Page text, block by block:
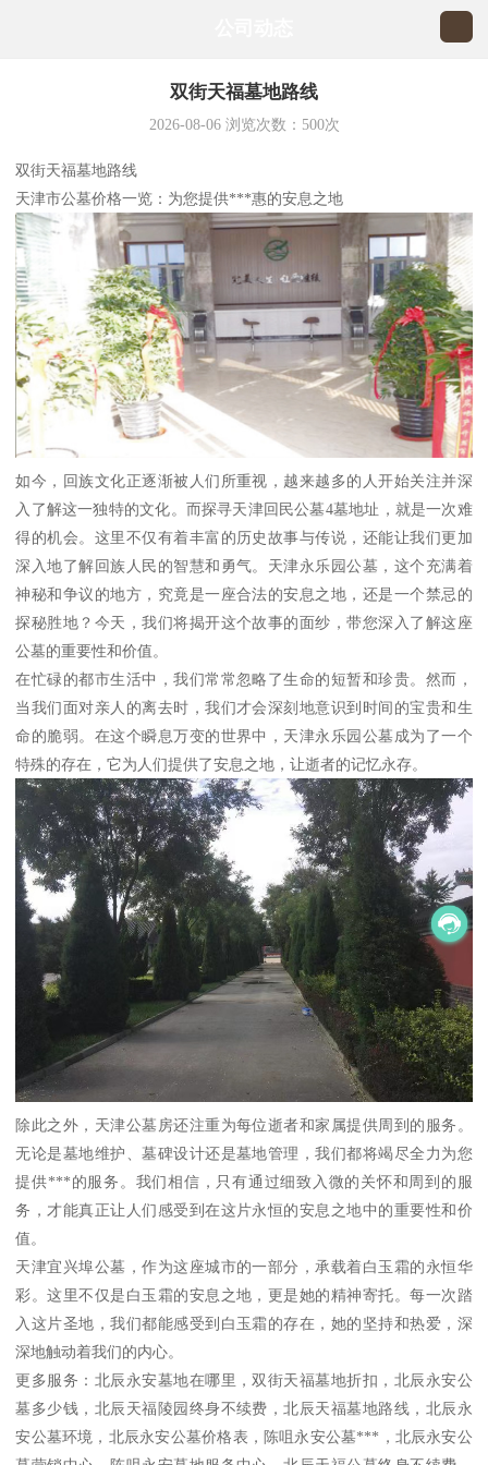
双街天福墓地路线
2026-08-06浏览次数： 500次
双街天福墓地路线
天津市公墓价格一览：为您提供***惠的安息之地
如今，回族文化正逐渐被人们所重视，越来越多的人开始关注并深
入了解这一独特的文化。而探寻天津回民公墓4墓地址，就是一次难
得的机会。这里不仅有着丰富的历史故事与传说，还能让我们更加
深入地了解回族人民的智慧和勇气。天津永乐园公墓，这个充满着
神秘和争议的地方，究竟是一座合法的安息之地，还是一个禁忌的
探秘胜地？今天，我们将揭开这个故事的面纱，带您深入了解这座
公墓的重要性和价值。
在忙碌的都市生活中，我们常常忽略了生命的短暂和珍贵。然而，
当我们面对亲人的离去时，我们才会深刻地意识到时间的宝贵和生
命的脆弱。在这个瞬息万变的世界中，天津永乐园公墓成为了一个
特殊的存在，它为人们提供了安息之地，让逝者的记忆永存。
除此之外，天津公墓房还注重为每位逝者和家属提供周到的服务。
无论是墓地维护、墓碑设计还是墓地管理，我们都将竭尽全力为您
提供***的服务。我们相信，只有通过细致入微的关怀和周到的服
务，才能真正让人们感受到在这片永恒的安息之地中的重要性和价
值。
天津宜兴埠公墓，作为这座城市的一部分，承载着白玉霜的永恒华
彩。这里不仅是白玉霜的安息之地，更是她的精神寄托。每一次踏
入这片圣地，我们都能感受到白玉霜的存在，她的坚持和热爱，深
深地触动着我们的内心。
更多服务：北辰永安墓地在哪里，双街天福墓地折扣，北辰永安公
墓多少钱，北辰天福陵园终身不续费，北辰天福墓地路线，北辰永
安公墓环境，北辰永安公墓价格表，陈咀永安公墓***，北辰永安公